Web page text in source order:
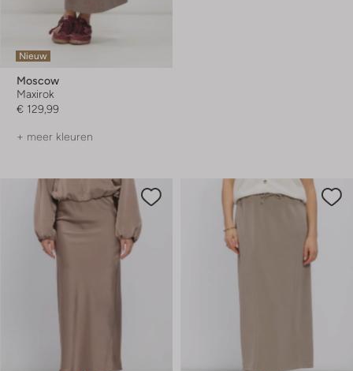
Nieuw
Moscow
Maxirok
€ 129,99
+ meer kleuren